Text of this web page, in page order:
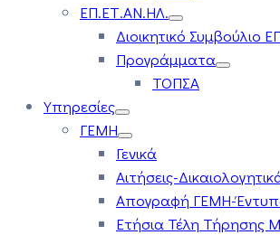
ΕΠ.ΕΤ.ΑΝ.ΗΛ.
Διοικητικό Συμβούλιο
Προγράμματα
ΤΟΠΣΑ
Υπηρεσίες
ΓΕΜΗ
Γενικά
Αιτήσεις-
Απογραφή ΓΕΜΗ-
Ετήσια Τέλη Τήρησης